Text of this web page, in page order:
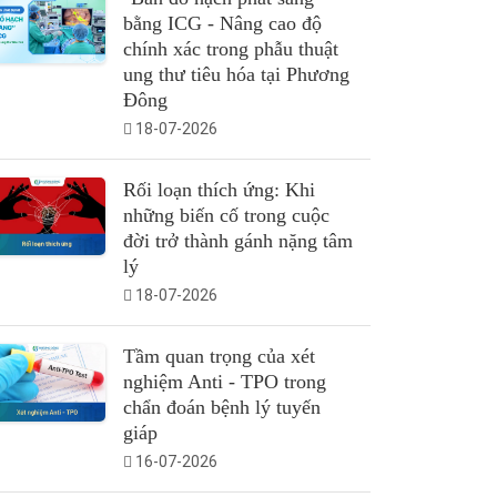
bằng ICG - Nâng cao độ
chính xác trong phẫu thuật
ung thư tiêu hóa tại Phương
Đông
18-07-2026
Rối loạn thích ứng: Khi
những biến cố trong cuộc
đời trở thành gánh nặng tâm
lý
18-07-2026
Tầm quan trọng của xét
nghiệm Anti - TPO trong
chẩn đoán bệnh lý tuyến
giáp
16-07-2026